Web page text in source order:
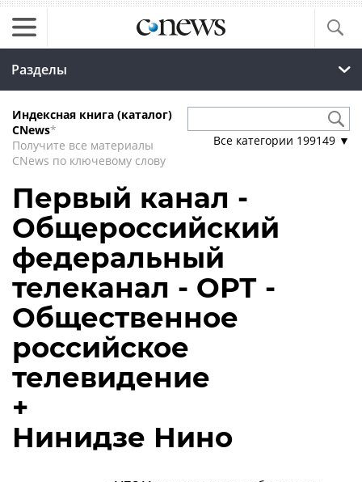
Разделы
Индексная книга (каталог)
CNews*
Получите все материалы
CNews по ключевому слову
Все категории 199149 ▼
Первый канал -
Общероссийский
федеральный
телеканал - ОРТ -
Общественное
российское
телевидение
+
Нинидзе Нино